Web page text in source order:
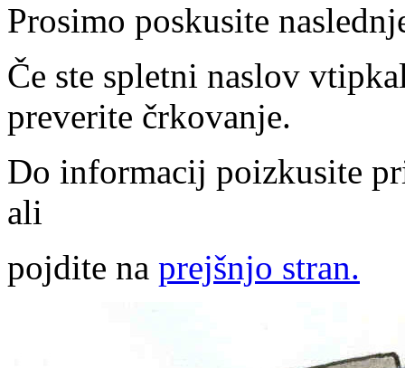
Prosimo poskusite
Če ste spletni naslov
preverite črkovanje.
Do informacij poizkusite
ali
pojdite na prejšnjo stran.